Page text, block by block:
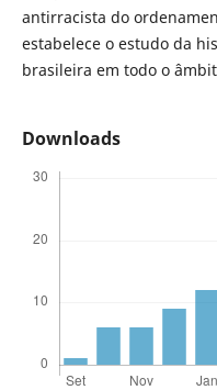
antirracista do
estabelece o estudo da
brasileira em todo o
Downloads